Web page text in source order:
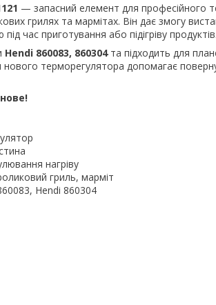
— запасний елемент для професійного
грилях та мармітах. Він дає змогу
час приготування або підігріву продуктів.
Hendi 860083, 860304та підходить для
терморегулятора допомагає
нагріву
гриль, марміт
Hendi 860304